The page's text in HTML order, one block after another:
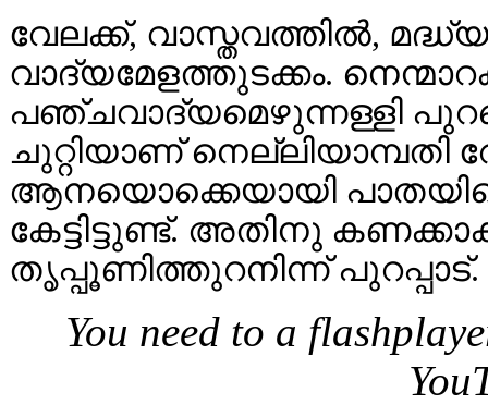
വേലക്ക്, വാസ്തവത്തിൽ,
വാദ്യമേളത്തുടക്കം.
പഞ്ചവാദ്യമെഴുന്നള്ളി
ചുറ്റിയാണ്‌ നെല്ലിയാമ്പതി
ആനയൊക്കെയായി
കേട്ടിട്ടുണ്ട്. അതിനു
തൃപ്പൂണിത്തുറനിന്ന്
You need to a